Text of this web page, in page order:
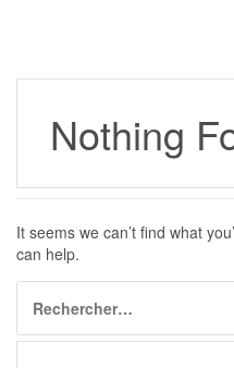
Nothing
It seems we can’t find what
can help.